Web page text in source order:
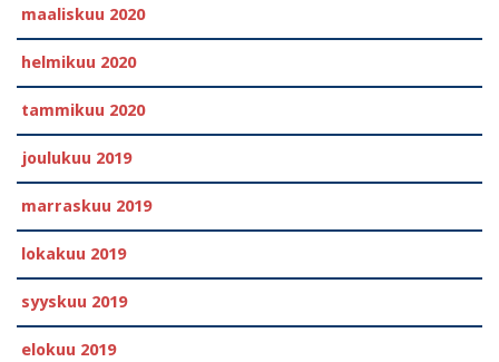
maaliskuu 2020
helmikuu 2020
tammikuu 2020
joulukuu 2019
marraskuu 2019
lokakuu 2019
syyskuu 2019
elokuu 2019